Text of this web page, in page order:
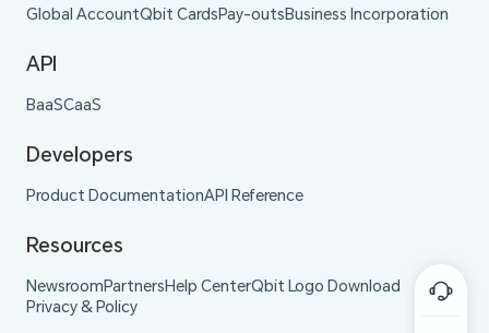
Global AccountQbit CardsPay-outsBusiness Incorporation
API
BaaSCaaS
Developers
Product DocumentationAPI Reference
Resources
NewsroomPartnersHelp CenterQbit Logo Download
Privacy & Policy